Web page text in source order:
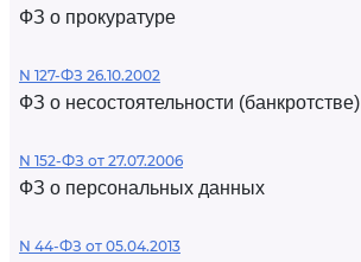
ФЗ о прокуратуре
N 127-ФЗ 26.10.2002
ФЗ о несостоятельности (банкротстве)
N 152-ФЗ от 27.07.2006
ФЗ о персональных данных
N 44-ФЗ от 05.04.2013